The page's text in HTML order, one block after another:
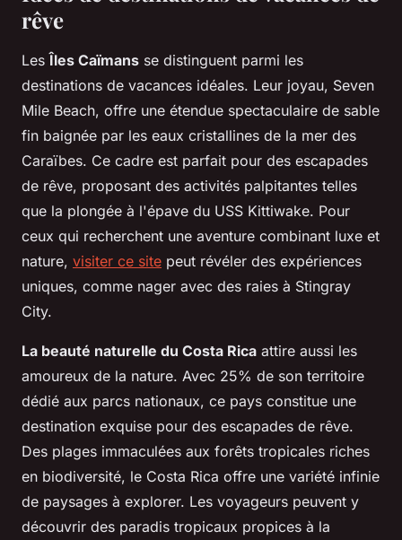
rêve
Les Îles Caïmans se distinguent parmi les
destinations de vacances idéales. Leur joyau, Seven
Mile Beach, offre une étendue spectaculaire de sable
fin baignée par les eaux cristallines de la mer des
Caraïbes. Ce cadre est parfait pour des escapades
de rêve, proposant des activités palpitantes telles
que la plongée à l'épave du USS Kittiwake. Pour
ceux qui recherchent une aventure combinant luxe et
nature, visiter ce site peut révéler des expériences
uniques, comme nager avec des raies à Stingray
City.
La beauté naturelle du Costa Rica attire aussi les
amoureux de la nature. Avec 25% de son territoire
dédié aux parcs nationaux, ce pays constitue une
destination exquise pour des escapades de rêve.
Des plages immaculées aux forêts tropicales riches
en biodiversité, le Costa Rica offre une variété infinie
de paysages à explorer. Les voyageurs peuvent y
découvrir des paradis tropicaux propices à la